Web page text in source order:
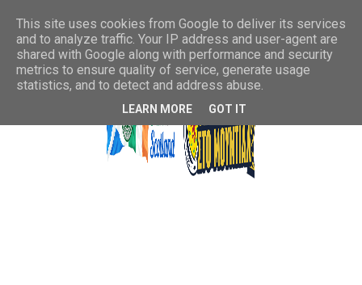
This site uses cookies from Google to deliver its services
and to analyze traffic. Your IP address and user-agent are
shared with Google along with performance and security
metrics to ensure quality of service, generate usage
statistics, and to detect and address abuse.
LEARN MORE GOT IT